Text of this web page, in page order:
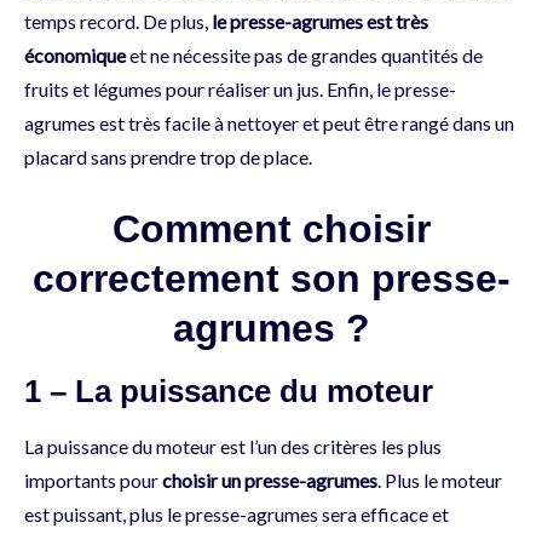
temps record. De plus, le presse-agrumes est très
économiqueet ne nécessite pas de grandes quantités de
fruits et légumes pour réaliser un jus. Enfin, le presse-
agrumes est très facile à nettoyer et peut être rangé dans un
placard sans prendre trop de place.
Comment choisir
correctement son presse-
agrumes ?
1 – La puissance du moteur
La puissance du moteur est l’un des critères les plus
importants pourchoisir un presse-agrumes . Plus le moteur
est puissant, plus le presse-agrumes sera efficace et